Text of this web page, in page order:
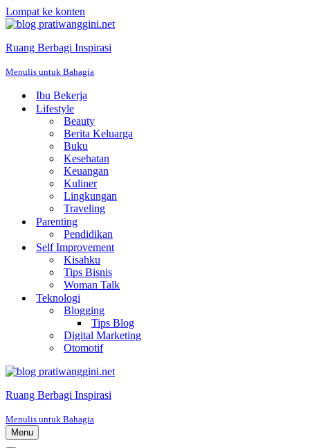
Lompat ke konten
Ruang Berbagi Inspirasi
Menulis untuk Bahagia
Ibu Bekerja
Lifestyle
Beauty
Berita Keluarga
Buku
Kesehatan
Keuangan
Kuliner
Lingkungan
Traveling
Parenting
Pendidikan
Self Improvement
Kisahku
Tips Bisnis
Woman Talk
Teknologi
Blogging
Tips Blog
Digital Marketing
Otomotif
Ruang Berbagi Inspirasi
Menulis untuk Bahagia
Menu
Menu